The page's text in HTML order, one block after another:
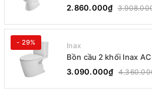
2.860.000₫
- 29% Inax
Bồn cầu 2 khối Inax
3.090.000₫